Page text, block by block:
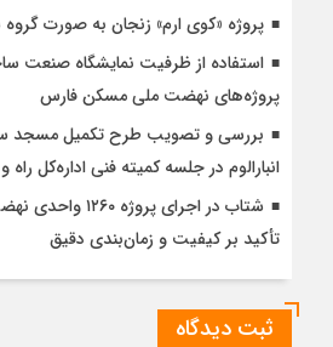
پروژه «کوی ارم» زنجان به صورت
استفاده از ظرفیت نمایشگاه صنعت
پروژه‌های نهضت ملی مسکن فارس
بررسی و تصویب طرح تکمیل مسجد
انبارالوم در جلسه کمیته فنی اداره‌کل
شتاب در اجرای
تأکید بر کیفیت و زمان‌بندی دقیق
ثبت دیدگاه